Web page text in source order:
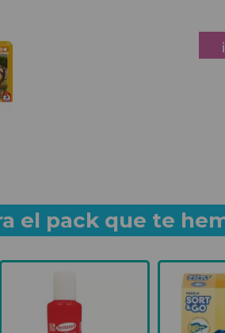
el pack que te